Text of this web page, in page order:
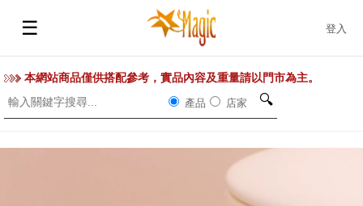
☰ 登入
本網站商品僅供搭配參考，實品內容及重量請以門市為主。
產品 店家 🔍